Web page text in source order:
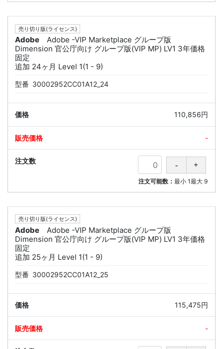
売り切り版(ライセンス)
Adobe
Adobe -VIP Marketplace グループ版
Dimension 官公庁向け グループ版(VIP MP) LV1 3年価格
固定
追加 24ヶ月 Level 1(1 - 9)
型番 30002952CC01A12_24
110,856円
-
注文可能数：最小 1最大 9
売り切り版(ライセンス)
Adobe
Adobe -VIP Marketplace グループ版
Dimension 官公庁向け グループ版(VIP MP) LV1 3年価格
固定
追加 25ヶ月 Level 1(1 - 9)
型番 30002952CC01A12_25
115,475円
-